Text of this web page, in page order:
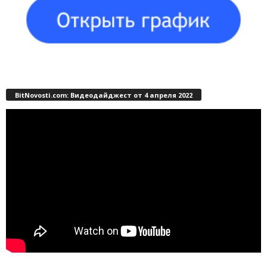
BitNovosti.com: Видеодайджест от 4 апреля 2022